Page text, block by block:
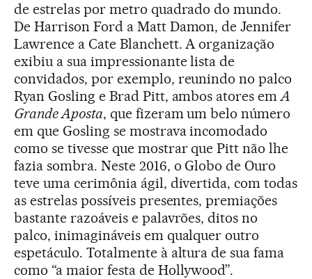
de estrelas por metro quadrado do mundo.
De Harrison Ford a Matt Damon, de Jennifer
Lawrence a Cate Blanchett. A organização
exibiu a sua impressionante lista de
convidados, por exemplo, reunindo no palco
Ryan Gosling e Brad Pitt, ambos atores emA
Grande Aposta, que fizeram um belo número
em que Gosling se mostrava incomodado
como se tivesse que mostrar que Pitt não lhe
fazia sombra. Neste 2016, o Globo de Ouro
teve uma cerimônia ágil, divertida, com todas
as estrelas possíveis presentes, premiações
bastante razoáveis e palavrões, ditos no
palco, inimagináveis em qualquer outro
espetáculo. Totalmente à altura de sua fama
como “a maior festa de Hollywood”.